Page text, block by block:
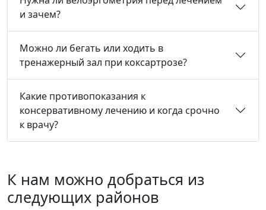
и зачем?
Можно ли бегать или ходить в
тренажерный зал при коксартрозе?
Какие противопоказания к
консервативному лечению и когда срочно
к врачу?
К нам можно добраться из
следующих районов